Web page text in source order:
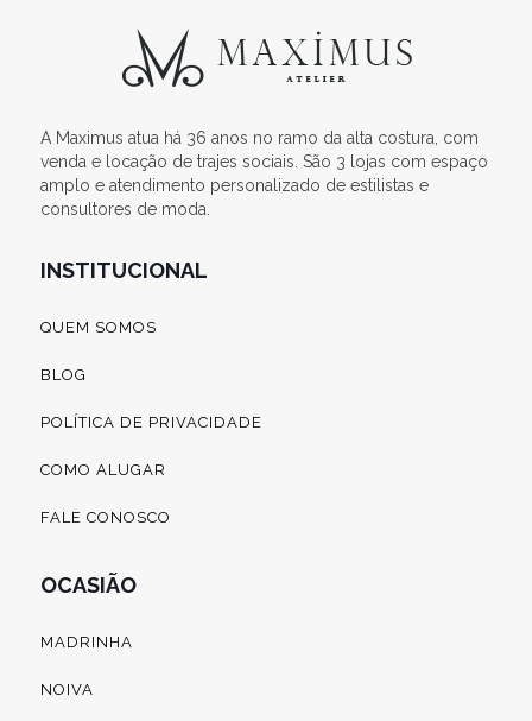
A Maximus atua há 36 anos no ramo da alta costura, com
venda e locação de trajes sociais. São 3 lojas com espaço
amplo e atendimento personalizado de estilistas e
consultores de moda.
INSTITUCIONAL
QUEM SOMOS
BLOG
POLÍTICA DE PRIVACIDADE
COMO ALUGAR
FALE CONOSCO
OCASIÃO
MADRINHA
NOIVA